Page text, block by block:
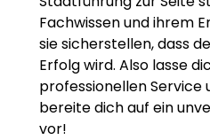
Fachwissen und ihrem
sie sicherstellen, dass
Erfolg wird. Also lasse
professionellen Service
bereite dich auf ein
vor!